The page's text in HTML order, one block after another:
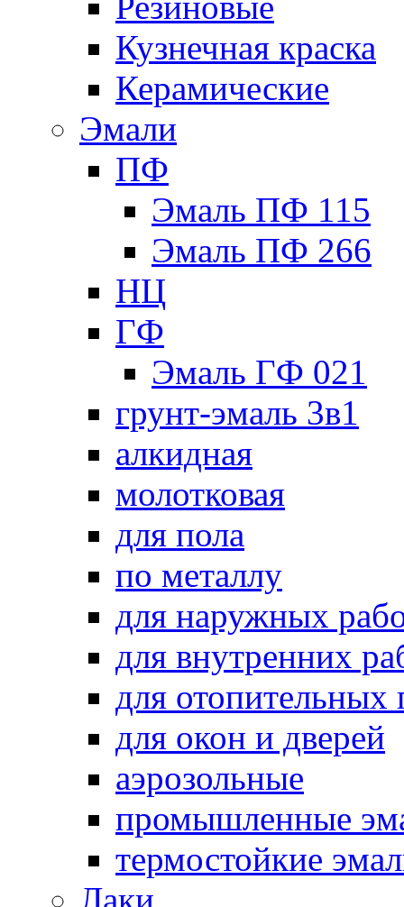
Кузнечная краска
Керамические
Эмали
ПФ
Эмаль ПФ 115
Эмаль ПФ 266
НЦ
ГФ
Эмаль ГФ 021
грунт-эмаль 3в1
алкидная
молотковая
для пола
по металлу
для наружных
для внутренних
для отопительных
для окон и дверей
аэрозольные
промышленные
термостойкие